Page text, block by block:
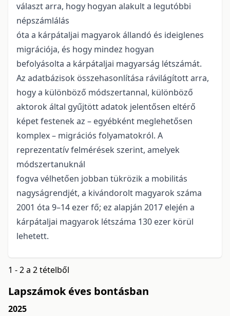
választ arra, hogy hogyan alakult a legutóbbi
népszámlálás
óta a kárpátaljai magyarok állandó és ideiglenes
migrációja, és hogy mindez hogyan
befolyásolta a kárpátaljai magyarság létszámát.
Az adatbázisok összehasonlítása rávilágított arra,
hogy a különböző módszertannal, különböző
aktorok által gyűjtött adatok jelentősen eltérő
képet festenek az – egyébként meglehetősen
komplex – migrációs folyamatokról. A
reprezentatív felmérések szerint, amelyek
módszertanuknál
fogva vélhetően jobban tükrözik a mobilitás
nagyságrendjét, a kivándorolt magyarok száma
2001 óta 9–14 ezer fő; ez alapján 2017 elején a
kárpátaljai magyarok létszáma 130 ezer körül
lehetett.
1 - 2 a 2 tételből
Lapszámok éves bontásban
2025